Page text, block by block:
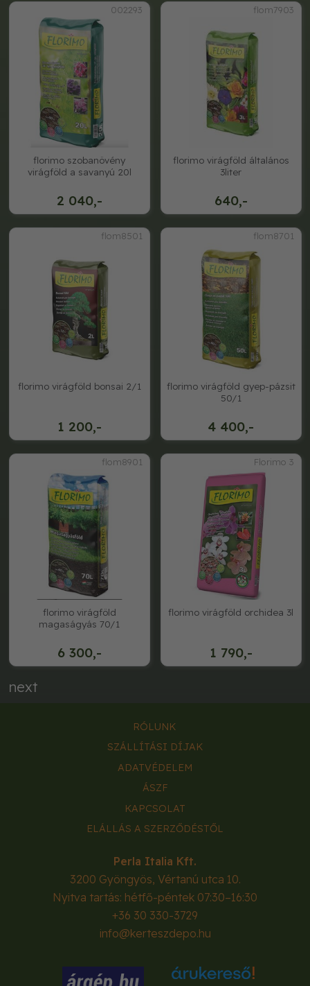
002293
2 040,-
florimo szobanövény
virágföld a savanyú 20l
flom7903
640,-
florimo virágföld általános
3liter
flom8501
1 200,-
florimo virágföld bonsai 2/1
flom8701
4 400,-
florimo virágföld gyep-pázsit
50/1
flom8901
6 300,-
florimo virágföld
magaságyás 70/1
Florimo 3
1 790,-
florimo virágföld orchidea 3l
next
RÓLUNK
SZÁLLÍTÁSI DÍJAK
ADATVÉDELEM
ÁSZF
KAPCSOLAT
ELÁLLÁS A SZERZŐDÉSTŐL
Perla Italia Kft.
3200 Gyöngyös, Vértanú utca 10.
Nyitva tartás: hétfő-péntek 07:30–16:30
+36 30 330-3729
info@kerteszdepo.hu